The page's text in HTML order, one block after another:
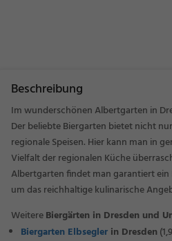
Beschreibung
Im wunderschönen Albertgarten in
Der beliebte Biergarten bietet nicht
regionale Speisen. Hier kann man in
Vielfalt der regionalen Küche
Albertgarten findet man garantiert ein
um das reichhaltige kulinarische
WeitereBiergärten in Dresden und
Biergarten Elbsegler in Dresden